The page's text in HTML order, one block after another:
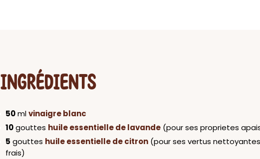
INGRÉDIENTS
50mlvinaigre blanc
10gouttes huile essentielle de lavande (pour ses proprietes
5 gouttes huile essentielle de citron (pour ses vertus
frais)